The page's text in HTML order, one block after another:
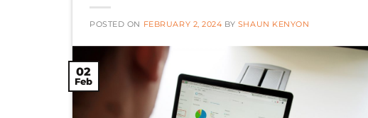
POSTED ON FEBRUARY 2, 2024 BY SHAUN KENYON
02
Feb